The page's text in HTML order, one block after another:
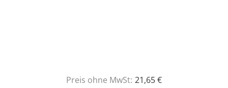
Preis ohne MwSt: 21,65 €